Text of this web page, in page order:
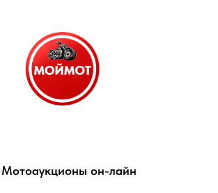
Мотоаукционы он-лайн